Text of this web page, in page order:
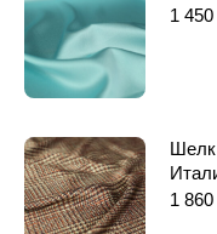
1 450
Шелк
1 860